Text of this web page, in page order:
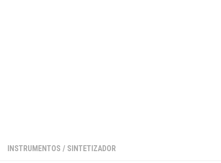
INSTRUMENTOS / SINTETIZADOR